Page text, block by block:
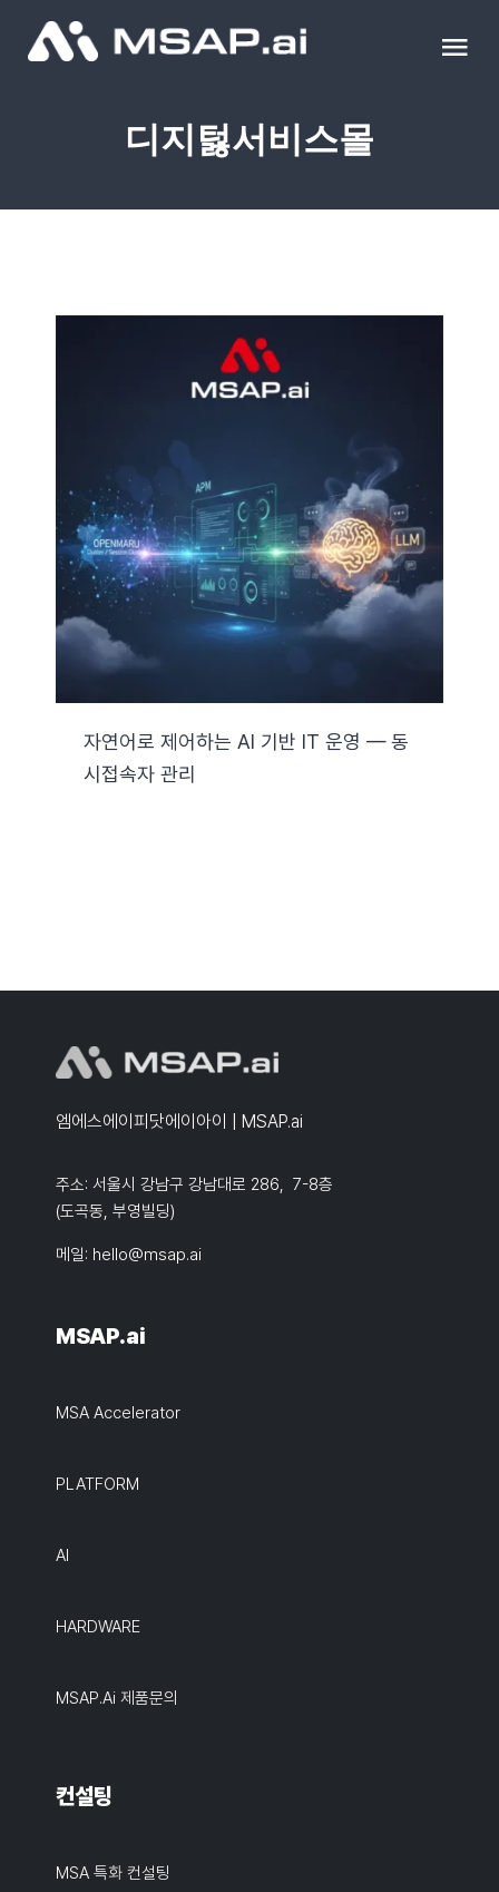
조달물품
블로그
자료실
기술지원
Search
디지턿서비스몰
자연어로 제어하는 AI 기반 IT 운영 — 동
시접속자 관리
엠에스에이피닷에이아이 | MSAP.ai
주소: 서울시 강남구 강남대로 286, 7-8층
(도곡동, 부영빌딩)
메일: hello@msap.ai
MSAP.ai
MSA Accelerator
PLATFORM
AI
HARDWARE
MSAP.ai 제품문의
컨설팅
MSA 특화 컨설팅